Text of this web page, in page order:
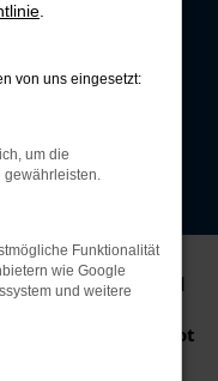
und
in
Heinz, Andrea und
des
wurde das Angebot
und
von uns eingesetzt:
um die
gewährleisten.
Funktionalität
wie Google
und weitere